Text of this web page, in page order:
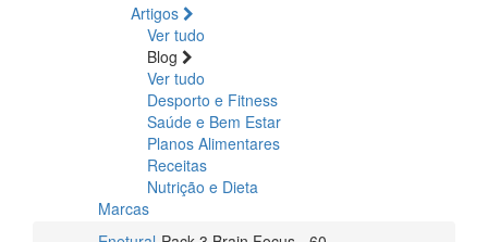
Artigos
Ver tudo
Blog
Ver tudo
Desporto e Fitness
Saúde e Bem Estar
Planos Alimentares
Receitas
Nutrição e Dieta
Marcas